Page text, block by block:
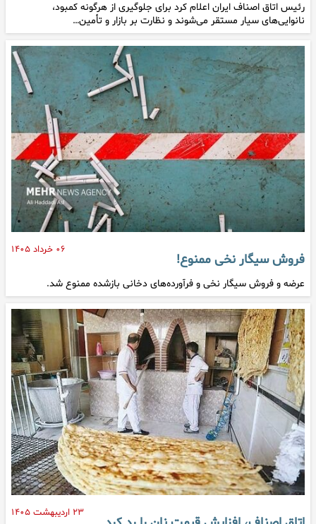
رئیس اتاق اصناف ایران اعلام کرد برای جلوگیری از هرگونه کمبود،
نانوایی‌های سیار مستقر می‌شوند و نظارت بر بازار و تأمین…
۰۶ خرداد ۱۴۰۵
فروش سیگار نخی ممنوع!
عرضه و فروش سیگار نخی و فرآورده‌های دخانی بازشده ممنوع شد.
۲۳ اردیبهشت ۱۴۰۵